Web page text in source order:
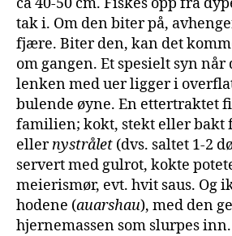
tak i. Om den biter på,
fjære. Biter den, kan det
om gangen. Et spesielt syn når
lenken med uer ligger i
bulende øyne. En ettertraktet
familien; kokt, stekt eller bakt
ellernystrålet (dvs. saltet 1-2
servert med gulrot, kokte
meierismør, evt. hvit saus. Og
hodene (auarshau), med den
hjernemassen som slurpes